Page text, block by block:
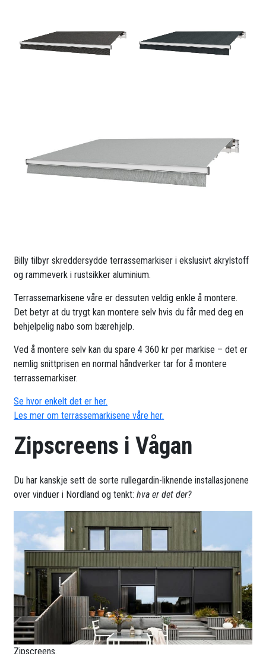
Billy tilbyr skreddersydde terrassemarkiser i ekslusivt akrylstoff
og rammeverk i rustsikker aluminium.
Terrassemarkisene våre er dessuten veldig enkle å montere.
Det betyr at du trygt kan montere selv hvis du får med deg en
behjelpelig nabo som bærehjelp.
Ved å montere selv kan du spare 4 360 kr per markise – det er
nemlig snittprisen en normal håndverker tar for å montere
terrassemarkiser.
Se hvor enkelt det er her.
Les mer om terrassemarkisene våre her.
Zipscreens i Vågan
Du har kanskje sett de sorte rullegardin-liknende installasjonene
over vinduer i Nordland og tenkt:hva er det der?
Zipscreens.